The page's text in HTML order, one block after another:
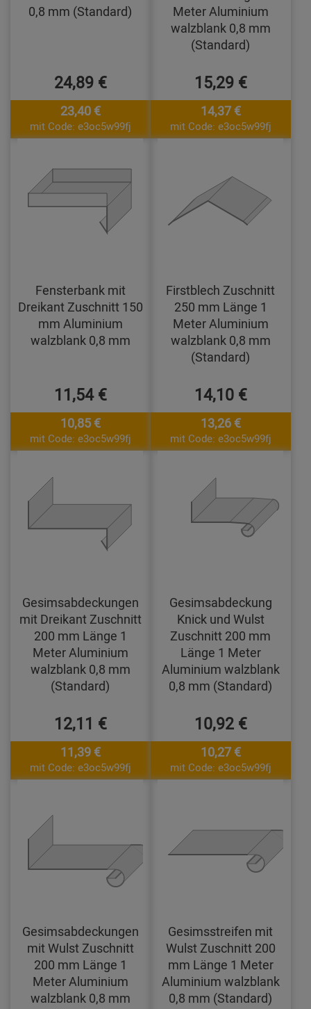
0,8 mm (Standard)
24,89 €
23,40 €
mit Code: e3oc5w99fj
Meter Aluminium
walzblank 0,8 mm
(Standard)
15,29 €
14,37 €
mit Code: e3oc5w99fj
Fensterbank mit
Dreikant Zuschnitt 150
mm Aluminium
walzblank 0,8 mm
11,54 €
10,85 €
mit Code: e3oc5w99fj
Firstblech Zuschnitt
250 mm Länge 1
Meter Aluminium
walzblank 0,8 mm
(Standard)
14,10 €
13,26 €
mit Code: e3oc5w99fj
Gesimsabdeckungen
mit Dreikant Zuschnitt
200 mm Länge 1
Meter Aluminium
walzblank 0,8 mm
(Standard)
12,11 €
11,39 €
mit Code: e3oc5w99fj
Gesimsabdeckung
Knick und Wulst
Zuschnitt 200 mm
Länge 1 Meter
Aluminium walzblank
0,8 mm (Standard)
10,92 €
10,27 €
mit Code: e3oc5w99fj
Gesimsabdeckungen
mit Wulst Zuschnitt
200 mm Länge 1
Meter Aluminium
walzblank 0,8 mm
Gesimsstreifen mit
Wulst Zuschnitt 200
mm Länge 1 Meter
Aluminium walzblank
0,8 mm (Standard)